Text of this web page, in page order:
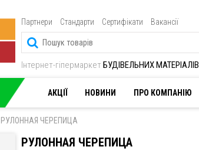
Партнери Стандарти Сертифікати Вакансії
Інтернет-гіпермаркет БУДІВЕЛЬНИХ МАТЕРІАЛІВ
АКЦІЇ НОВИНИ ПРО КОМПАНІЮ
РУЛОННАЯ ЧЕРЕПИЦА
РУЛОННАЯ ЧЕРЕПИЦА